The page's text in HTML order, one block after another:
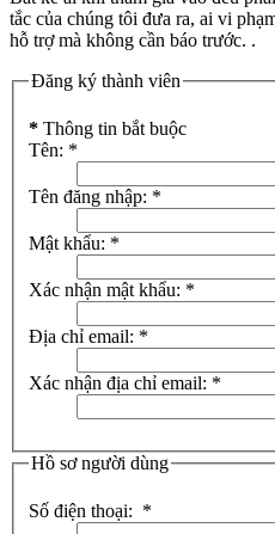
tắc của chúng tôi đưa ra, ai vi
hỗ trợ mà không cần báo trước. .
Đăng ký thành viên
* Thông tin bắt buộc
Tên: *
Tên đăng nhập: *
Mật khẩu: *
Xác nhận mật khẩu: *
Địa chỉ email: *
Xác nhận địa chỉ email: *
Hồ sơ người dùng
Số điện thoại: *